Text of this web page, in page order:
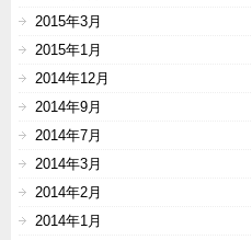
2015年3月
2015年1月
2014年12月
2014年9月
2014年7月
2014年3月
2014年2月
2014年1月